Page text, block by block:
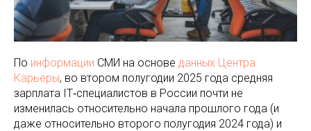
По информации СМИ на основе данных Центра
Карьеры, во втором полугодии 2025 года средняя
зарплата IT‑специалистов в России почти не
изменилась относительно начала прошлого года (и
даже относительно второго полугодия 2024 года) и